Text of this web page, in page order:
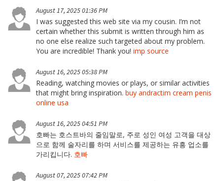
August 17, 2025 01:36 PM
I was suggested this web site via my cousin. I’m not
certain whether this submit is written through him as
no one else realize such targeted about my problem.
You are incredible! Thank you! imp source
August 16, 2025 05:38 PM
Reading, watching movies or plays, or similar activities
that might bring inspiration. buy andractim cream penis
online usa
August 16, 2025 04:51 PM
호빠는 호스트바의 줄임말로, 주로 성인 여성 고객을 대상
으로 함께 술자리를 하며 서비스를 제공하는 유흥 업소를
가리킵니다. 호빠
August 07, 2025 07:42 PM